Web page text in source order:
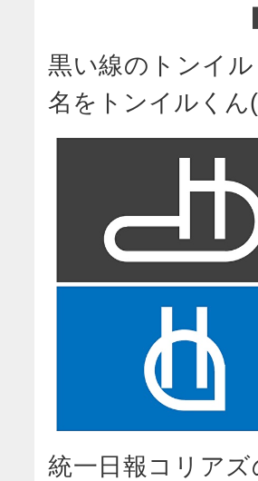
黒い線のトンイ
名をトンイルくん
統一日報コリア